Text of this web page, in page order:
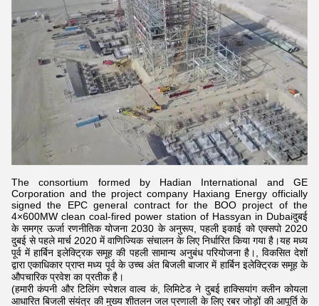
The consortium formed by Hadian International and GE
Corporation and the project company Haxiang Energy officially
signed the EPC general contract for the BOO project of the
4×600MW clean coal-fired power station of Hassyan in Dubaiदुबई
के समग्र ऊर्जा रणनीतिक योजना 2030 के अनुरूप, पहली इकाई को एक्सपो 2020
दुबई से पहले मार्च 2020 में वाणिज्यिक संचालन के लिए निर्धारित किया गया है।यह मध्य
पूर्व में हार्बिन इलेक्ट्रिक समूह की पहली सामान्य अनुबंध परियोजना है।, विकसित देशों
द्वारा एकाधिकार प्राप्त मध्य पूर्व के उच्च अंत बिजली बाजार में हार्बिन इलेक्ट्रिक समूह के
औपचारिक प्रवेश का प्रतीक है।
(हमारी कंपनी और टिलिंग स्पेशल वाल्व कं, लिमिटेड ने दुबई हाक्सियांग क्लीन कोयला
आधारित बिजली संयंत्र की मुख्य शीतलन जल प्रणाली के लिए रबर जोड़ों की आपूर्ति के